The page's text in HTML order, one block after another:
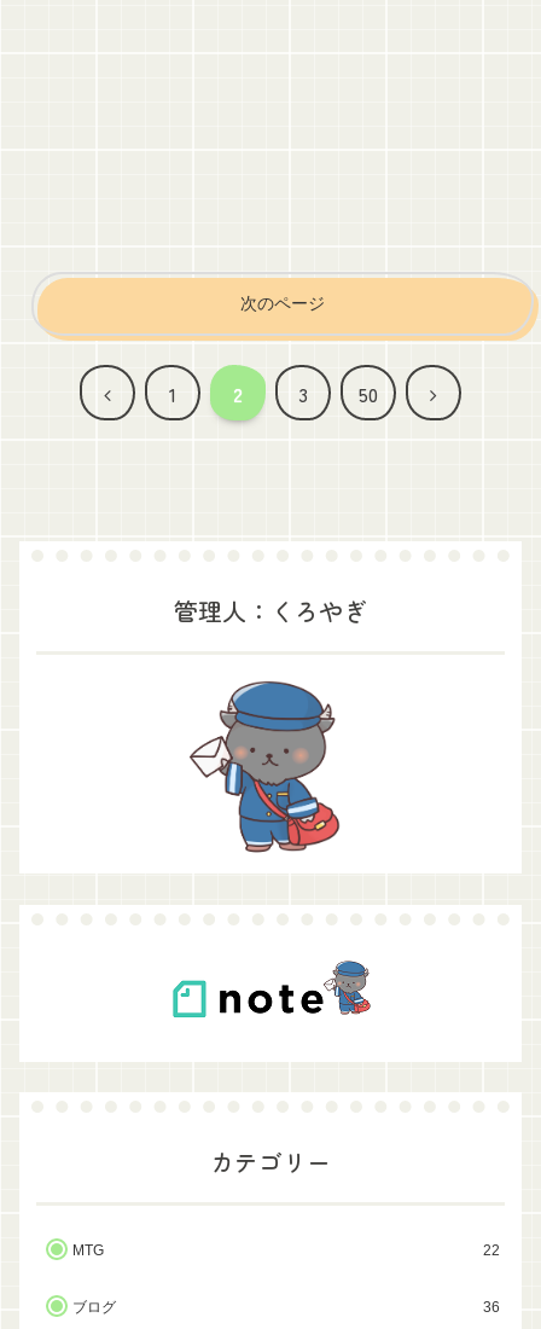
次のページ
前
1 2 3 50
次
管理人：くろやぎ
カテゴリー
MTG 22
ブログ 36